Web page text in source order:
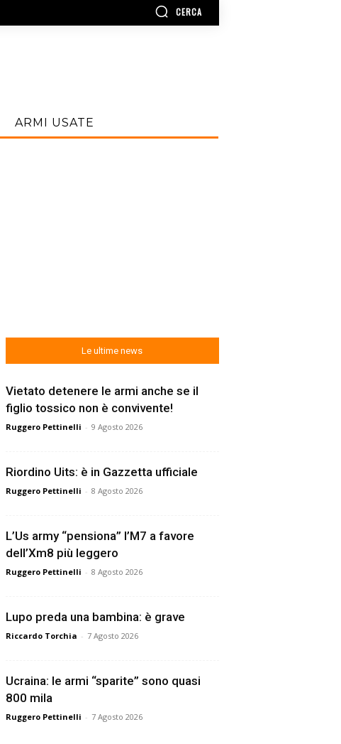
CERCA
ARMI USATE
Le ultime news
Vietato detenere le armi anche se il
figlio tossico non è convivente!
Ruggero Pettinelli - 9 Agosto 2026
Riordino Uits: è in Gazzetta ufficiale
Ruggero Pettinelli - 8 Agosto 2026
L’Us army “pensiona” l’M7 a favore
dell’Xm8 più leggero
Ruggero Pettinelli - 8 Agosto 2026
Lupo preda una bambina: è grave
Riccardo Torchia - 7 Agosto 2026
Ucraina: le armi “sparite” sono quasi
800 mila
Ruggero Pettinelli - 7 Agosto 2026